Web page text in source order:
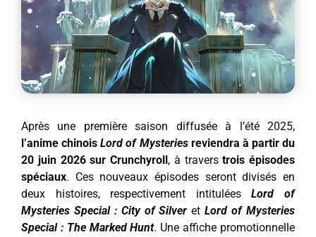
Après une première saison diffusée à l’été 2025,
l’anime chinoisLord of Mysteriesreviendra à partir du
20 juin 2026 sur Crunchyroll , à traverstrois épisodes
spéciaux. Ces nouveaux épisodes seront divisés en
deux histoires, respectivement intituléesLord of
Mysteries Special : City of Silver etLord of Mysteries
Special : The Marked Hunt. Une affiche promotionnelle